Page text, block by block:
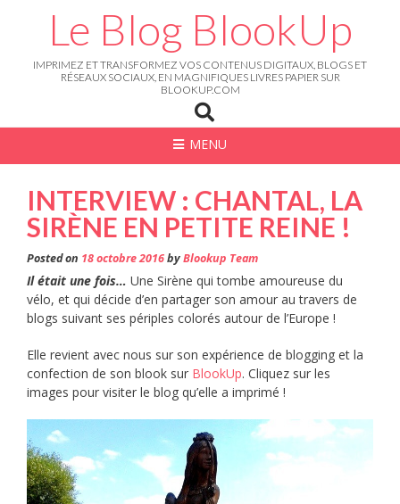
Le Blog BlookUp
IMPRIMEZ ET TRANSFORMEZ VOS CONTENUS DIGITAUX, BLOGS ET
RÉSEAUX SOCIAUX, EN MAGNIFIQUES LIVRES PAPIER SUR
BLOOKUP.COM
MENU
INTERVIEW : CHANTAL, LA
SIRÈNE EN PETITE REINE !
Posted on 18 octobre 2016byBlookup Team
Il était une fois… Une Sirène qui tombe amoureuse du
vélo, et qui décide d’en partager son amour au travers de
blogs suivant ses périples colorés autour de l’Europe !
Elle revient avec nous sur son expérience de blogging et la
confection de son blook sur BlookUp. Cliquez sur les
images pour visiter le blog qu’elle a imprimé !